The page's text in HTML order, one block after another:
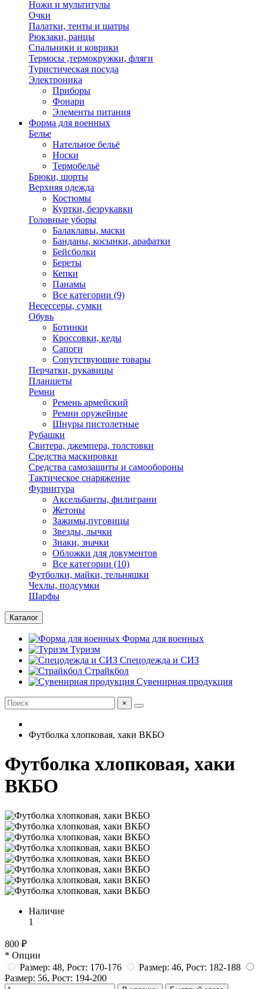
Ножи и мультитулы
Очки
Палатки, тенты и шатры
Рюкзаки, ранцы
Спальники и коврики
Термосы ,термокружки, фляги
Туристическая посуда
Электроника
Приборы
Фонари
Элементы питания
Форма для военных
Белье
Нательное бельё
Носки
Термобельё
Брюки, шорты
Верхняя одежда
Костюмы
Куртки, безрукавки
Головные уборы
Балаклавы, маски
Банданы, косынки, арафатки
Бейсболки
Береты
Кепки
Панамы
Все категории (9)
Несессеры, сумки
Обувь
Ботинки
Кроссовки, кеды
Сапоги
Сопутствующие товары
Перчатки, рукавицы
Планшеты
Ремни
Ремень армейский
Ремни оружейные
Шнуры пистолетные
Рубашки
Свитера, джемпера, толстовки
Средства маскировки
Средства самозащиты и самообороны
Тактическое снаряжение
Фурнитура
Аксельбанты, филиграни
Жетоны
Зажимы,пуговицы
Звезды, лычки
Знаки, значки
Обложки для документов
Все категории (10)
Футболки, майки, тельняшки
Чехлы, подсумки
Шарфы
Каталог
Форма для военных
Туризм
Спецодежда и СИЗ
Страйкбол
Сувенирная продукция
×
Футболка хлопковая, хаки ВКБО
Футболка хлопковая, хаки
ВКБО
Наличие
1
800 ₽
* Опции
Размер: 48, Рост: 170-176
Размер: 46, Рост: 182-188
Размер: 56, Рост: 194-200